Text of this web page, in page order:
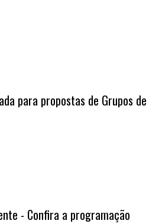
para propostas de Grupos de
- Confira a programação